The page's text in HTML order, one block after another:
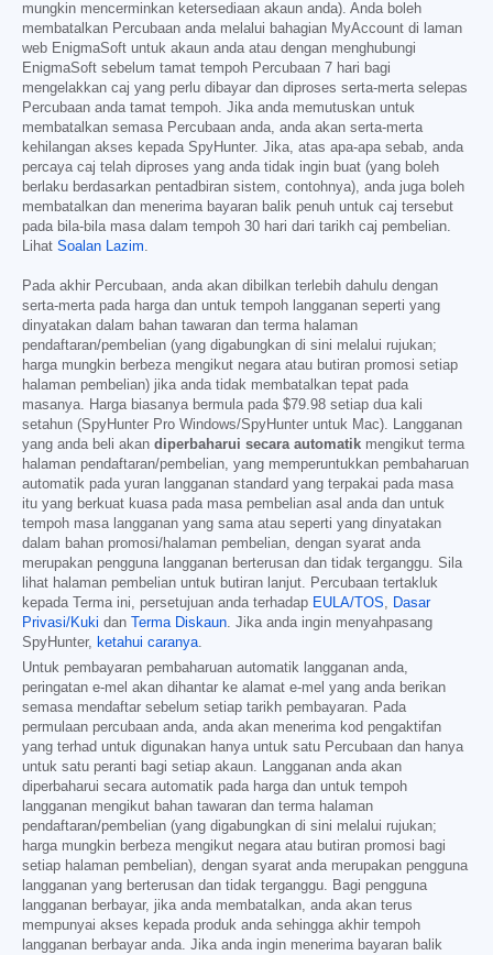
mungkin mencerminkan ketersediaan akaun anda). Anda boleh
membatalkan Percubaan anda melalui bahagian MyAccount di laman
web EnigmaSoft untuk akaun anda atau dengan menghubungi
EnigmaSoft sebelum tamat tempoh Percubaan 7 hari bagi
mengelakkan caj yang perlu dibayar dan diproses serta-merta selepas
Percubaan anda tamat tempoh. Jika anda memutuskan untuk
membatalkan semasa Percubaan anda, anda akan serta-merta
kehilangan akses kepada SpyHunter. Jika, atas apa-apa sebab, anda
percaya caj telah diproses yang anda tidak ingin buat (yang boleh
berlaku berdasarkan pentadbiran sistem, contohnya), anda juga boleh
membatalkan dan menerima bayaran balik penuh untuk caj tersebut
pada bila-bila masa dalam tempoh 30 hari dari tarikh caj pembelian.
Lihat Soalan Lazim.
Pada akhir Percubaan, anda akan dibilkan terlebih dahulu dengan
serta-merta pada harga dan untuk tempoh langganan seperti yang
dinyatakan dalam bahan tawaran dan terma halaman
pendaftaran/pembelian (yang digabungkan di sini melalui rujukan;
harga mungkin berbeza mengikut negara atau butiran promosi setiap
halaman pembelian) jika anda tidak membatalkan tepat pada
masanya. Harga biasanya bermula pada $79.98 setiap dua kali
setahun (SpyHunter Pro Windows/SpyHunter untuk Mac). Langganan
yang anda beli akan diperbaharui secara automatik mengikut terma
halaman pendaftaran/pembelian, yang memperuntukkan pembaharuan
automatik pada yuran langganan standard yang terpakai pada masa
itu yang berkuat kuasa pada masa pembelian asal anda dan untuk
tempoh masa langganan yang sama atau seperti yang dinyatakan
dalam bahan promosi/halaman pembelian, dengan syarat anda
merupakan pengguna langganan berterusan dan tidak terganggu. Sila
lihat halaman pembelian untuk butiran lanjut. Percubaan tertakluk
kepada Terma ini, persetujuan anda terhadap EULA/TOS, Dasar
Privasi/Kuki dan Terma Diskaun. Jika anda ingin menyahpasang
SpyHunter, ketahui caranya.
Untuk pembayaran pembaharuan automatik langganan anda,
peringatan e-mel akan dihantar ke alamat e-mel yang anda berikan
semasa mendaftar sebelum setiap tarikh pembayaran. Pada
permulaan percubaan anda, anda akan menerima kod pengaktifan
yang terhad untuk digunakan hanya untuk satu Percubaan dan hanya
untuk satu peranti bagi setiap akaun. Langganan anda akan
diperbaharui secara automatik pada harga dan untuk tempoh
langganan mengikut bahan tawaran dan terma halaman
pendaftaran/pembelian (yang digabungkan di sini melalui rujukan;
harga mungkin berbeza mengikut negara atau butiran promosi bagi
setiap halaman pembelian), dengan syarat anda merupakan pengguna
langganan yang berterusan dan tidak terganggu. Bagi pengguna
langganan berbayar, jika anda membatalkan, anda akan terus
mempunyai akses kepada produk anda sehingga akhir tempoh
langganan berbayar anda. Jika anda ingin menerima bayaran balik